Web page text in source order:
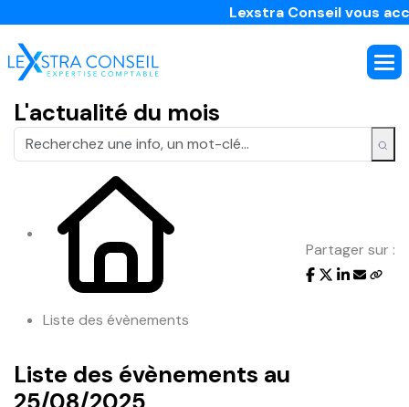
Lexstra Conseil vous
L'actualité du mois
Liste des évènements
Partager sur :
Liste des évènements au